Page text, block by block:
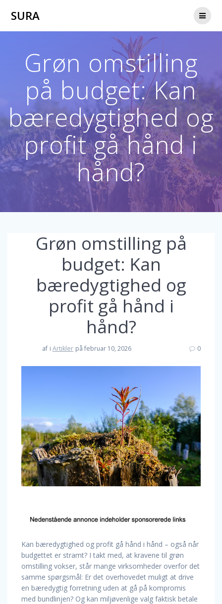
SURA
Grøn omstilling
på budget: Kan
bæredygtighed og
profit gå hånd i
hånd?
Grøn omstilling på
budget: Kan
bæredygtighed og
profit gå hånd i
hånd?
af i Artikler på februar 10, 2026 0
Kan bæredygtighed og profit gå hånd i hånd – også når
budgettet er stramt? I takt med, at kravene til grøn
omstilling vokser, står mange virksomheder overfor det
samme spørgsmål: Er det overhovedet muligt at drive
en bæredygtig forretning uden at gå på kompromis
med bundlinjen? Og kan miljøvenlige valg faktisk betale